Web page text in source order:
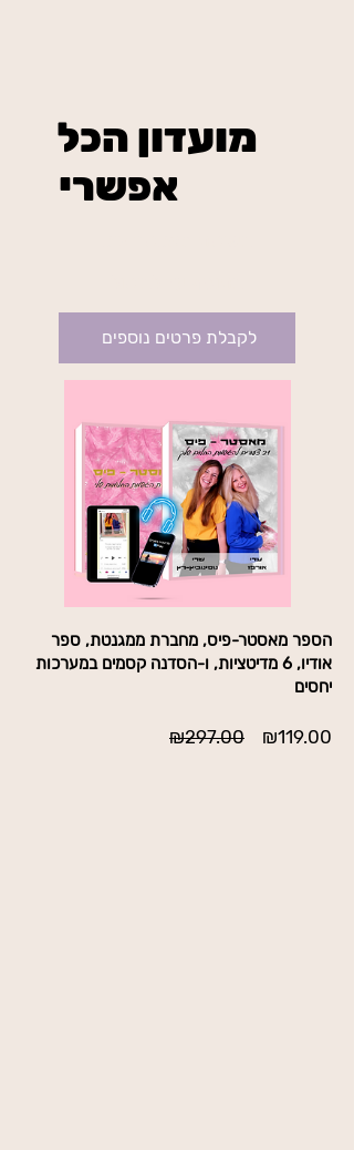
מועדון הכל
אפשרי
לקבלת פרטים נוספים
הספר מאסטר-פיס, מחברת ממגנטת, ספר
אודיו, 6 מדיטציות, ו-הסדנה קסמים במערכות
יחסים
₪297.00
מחיר
₪119.00